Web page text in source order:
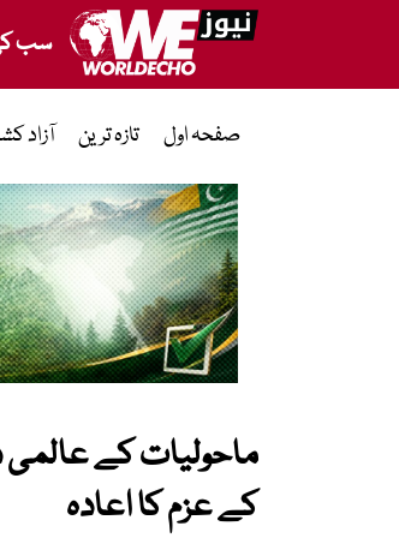
سب
صفحہ اول تازہ ترین آزاد
ماحولیات کے عالمی
کے عزم کا اعادہ